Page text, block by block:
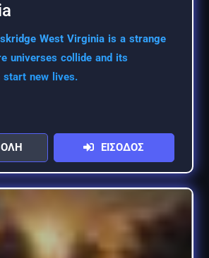
West Virginia is a strange
universes collide and its
start new lives.
ΕΙΣΟΔΟΣ